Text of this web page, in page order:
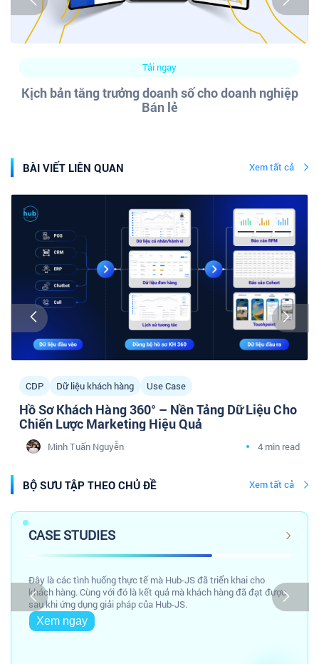
Tải ngay
Kịch bản tăng trưởng doanh số cho doanh nghiệp
Bán lẻ
BÀI VIẾT LIÊN QUAN Xem tất cả
CDP Dữ liệu khách hàng Use Case
Hồ Sơ Khách Hàng 360° – Nền Tảng Dữ Liệu Cho
Chiến Lược Marketing Hiệu Quả
Minh Tuấn Nguyễn 4 min read
BỘ SƯU TẬP THEO CHỦ ĐỀ Xem tất cả
CASE STUDIES
Đây là các tình huống thực tế mà Hub-JS đã triển khai cho
khách hàng. Cùng với đó là kết quả mà khách hàng đã đạt được
sau khi ứng dụng giải pháp của Hub-JS.
Xem ngay